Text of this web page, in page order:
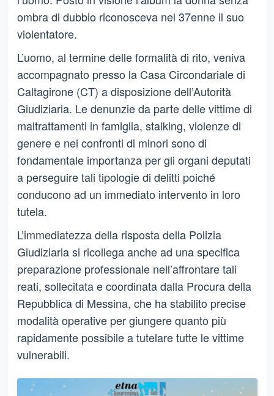
ombra di dubbio riconosceva nel 37enne il suo
violentatore.
L’uomo, al termine delle formalità di rito, veniva
accompagnato presso la Casa Circondariale di
Caltagirone (CT) a disposizione dell’Autorità
Giudiziaria. Le denunzie da parte delle vittime di
maltrattamenti in famiglia, stalking, violenze di
genere e nei confronti di minori sono di
fondamentale importanza per gli organi deputati
a perseguire tali tipologie di delitti poiché
conducono ad un immediato intervento in loro
tutela.
L’immediatezza della risposta della Polizia
Giudiziaria si ricollega anche ad una specifica
preparazione professionale nell’affrontare tali
reati, sollecitata e coordinata dalla Procura della
Repubblica di Messina, che ha stabilito precise
modalità operative per giungere quanto più
rapidamente possibile a tutelare tutte le vittime
vulnerabili.